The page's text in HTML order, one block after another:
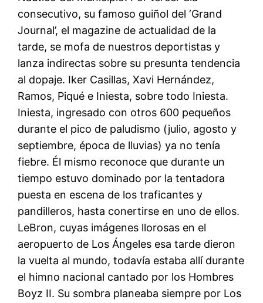
consecutivo, su famoso guiñol del ‘Grand
Journal’, el magazine de actualidad de la
tarde, se mofa de nuestros deportistas y
lanza indirectas sobre su presunta tendencia
al dopaje. Iker Casillas, Xavi Hernández,
Ramos, Piqué e Iniesta, sobre todo Iniesta.
Iniesta, ingresado con otros 600 pequeños
durante el pico de paludismo (julio, agosto y
septiembre, época de lluvias) ya no tenía
fiebre. Él mismo reconoce que durante un
tiempo estuvo dominado por la tentadora
puesta en escena de los traficantes y
pandilleros, hasta conertirse en uno de ellos.
LeBron, cuyas imágenes llorosas en el
aeropuerto de Los Ángeles esa tarde dieron
la vuelta al mundo, todavía estaba allí durante
el himno nacional cantado por los Hombres
Boyz II. Su sombra planeaba siempre por Los